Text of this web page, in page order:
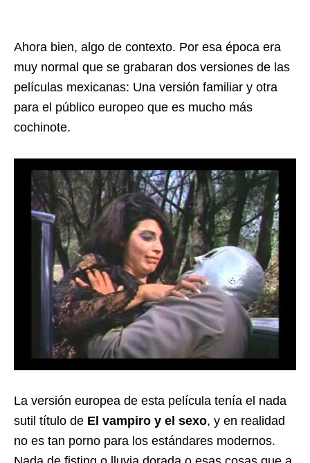
Ahora bien, algo de contexto. Por esa época era
muy normal que se grabaran dos versiones de las
películas mexicanas: Una versión familiar y otra
para el público europeo que es mucho más
cochinote.
La versión europea de esta película tenía el nada
sutil título de El vampiro y el sexo, y en realidad
no es tan porno para los estándares modernos.